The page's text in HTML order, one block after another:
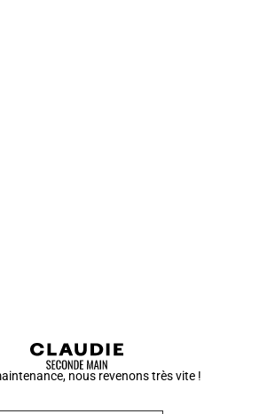
nous revenons très vite !